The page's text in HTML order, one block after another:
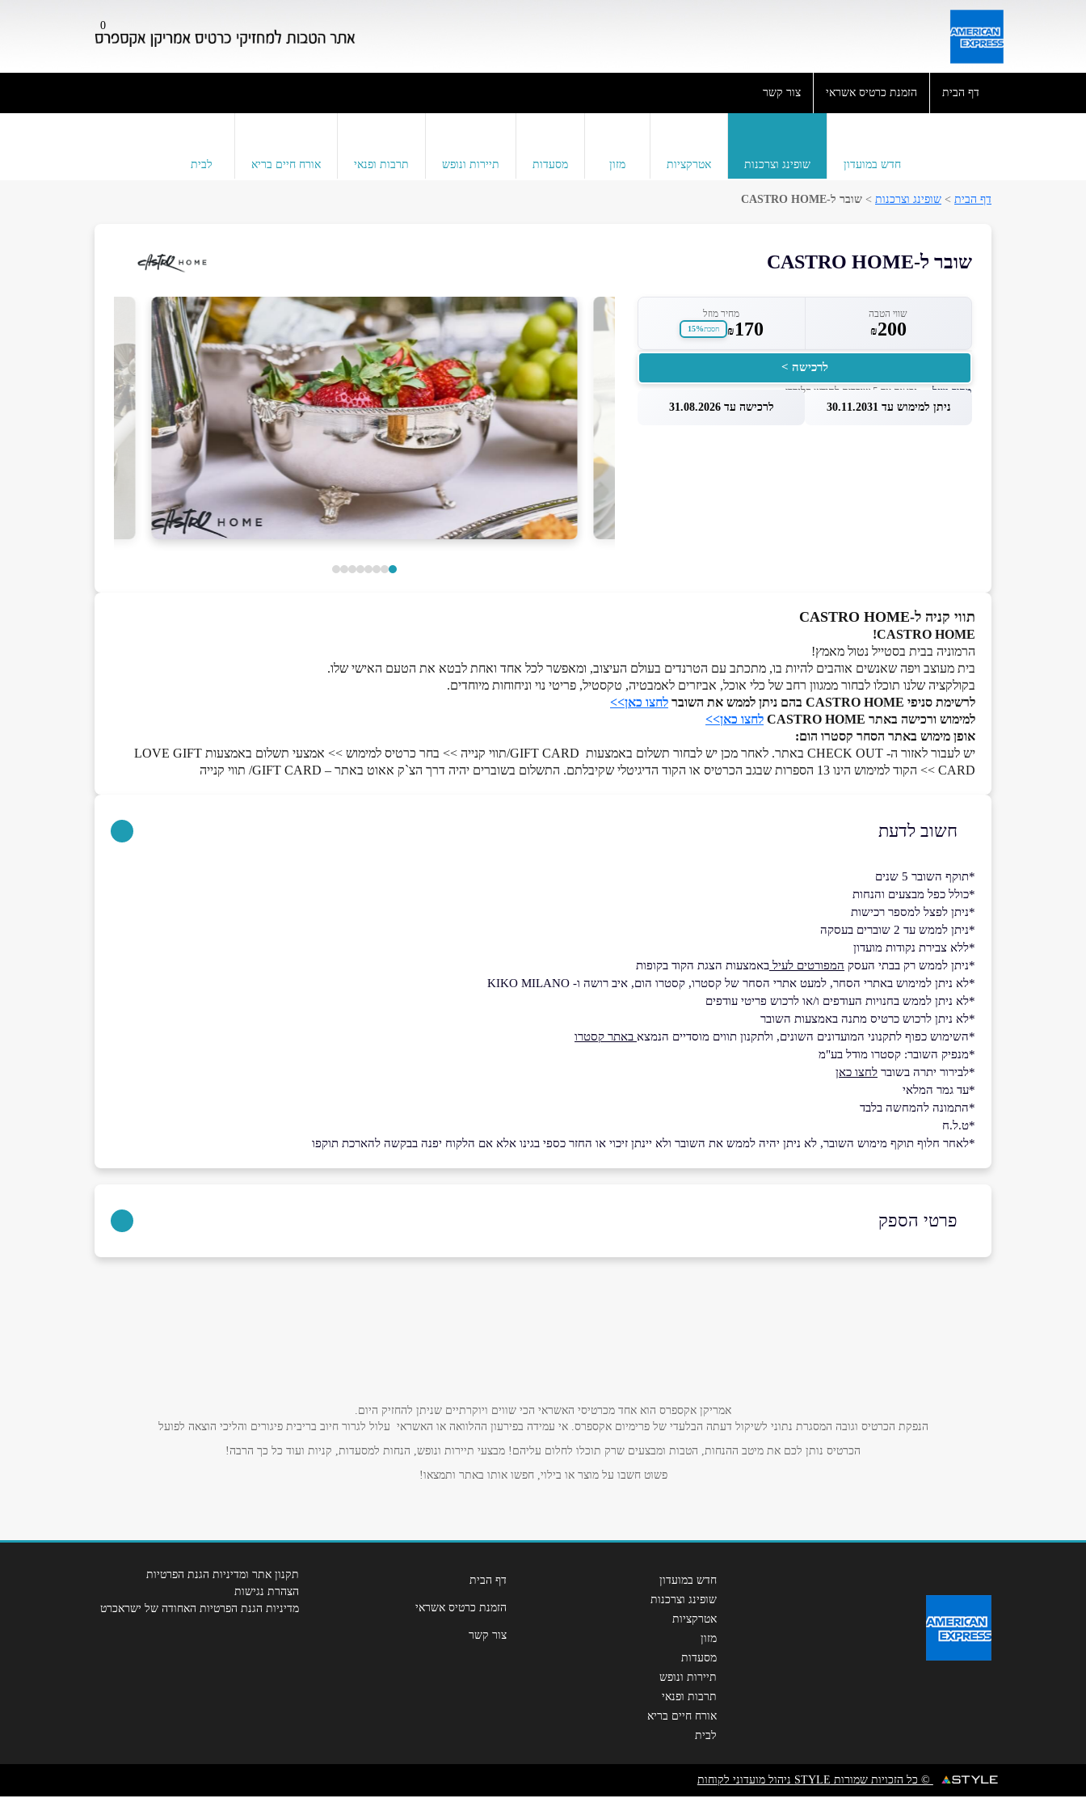
0
דף הבית הזמנת כרטיס אשראי צור קשר
חדש במועדון שופינג וצרכנות אטרקציות מזון מסעדות תיירות ונופש תרבות ופנאי אורח חיים בריא לבית
דף הבית > שופינג וצרכנות > שובר ל-CASTRO HOME
שובר ל-CASTRO HOME
שווי הטבה
₪200
מחיר מוזל
₪ 170 חסכת15%
לרכישה >
מחיר מוזל— זכאות עד 5 שוברים לחודש קלנדרי
ניתן למימוש עד 30.11.2031
לרכישה עד 31.08.2026
תווי קניה ל-CASTRO HOME
CASTRO HOME!
הרמוניה בבית בסטייל נטול מאמץ!
בית מעוצב ויפה שאנשים אוהבים להיות בו, מתכתב עם הטרנדים בעולם העיצוב, ומאפשר לכל אחד ואחת לבטא את הטעם האישי שלו.
בקולקציה שלנו תוכלו לבחור ממגוון רחב של כלי אוכל, אביזרים לאמבטיה, טקסטיל, פריטי נוי וניחוחות מיוחדים.
לרשימת סניפי CASTRO HOME בהם ניתן לממש את השובר
לחצו כאן>>
למימוש ורכישה באתר CASTRO HOME
לחצו כאן>>
אופן מימוש באתר הסחר קסטרו הום:
יש לעבור לאזור ה- CHECK OUT באתר. לאחר מכן יש לבחור תשלום באמצעות GIFT CARD/תווי קנייה >> בחר כרטיס למימוש >> אמצעי תשלום באמצעות LOVE GIFT
CARD >> הקוד למימוש הינו 13 הספרות שבגב הכרטיס או הקוד הדיגיטלי שקיבלתם. התשלום בשוברים יהיה דרך הצ`ק אאוט באתר – GIFT CARD/ תווי קנייה
חשוב לדעת
*תוקף השובר 5 שנים
*כולל כפל מבצעים והנחות
*ניתן לפצל למספר רכישות
*ניתן לממש עד 2 שוברים בעסקה
*ללא צבירת נקודות מועדון
*ניתן לממש רק בבתי העסק המפורטים לעיל באמצעות הצגת הקוד בקופות
*לא ניתן למימוש באתרי הסחר, למעט אתרי הסחר של קסטרו, קסטרו הום, איב רושה ו- KIKO MILANO
*לא ניתן לממש בחנויות העודפים ו/או לרכוש פריטי עודפים
*לא ניתן לרכוש כרטיס מתנה באמצעות השובר
*השימוש כפוף לתקנוני המועדונים השונים, ולתקנון תווים מוסדיים הנמצא באתר קסטרו
*מנפיק השובר: קסטרו מודל בע"מ
*לבירור יתרה בשובר לחצו כאן
*עד גמר המלאי
*התמונה להמחשה בלבד
*ט.ל.ח
*לאחר חלוף תוקף מימוש השובר, לא ניתן יהיה לממש את השובר ולא יינתן זיכוי או החזר כספי בגינו אלא אם הלקוח יפנה בבקשה להארכת תוקפו
פרטי הספק
אמריקן אקספרס הוא אחד מכרטיסי האשראי הכי שווים ויוקרתיים שניתן להחזיק היום.
הנפקת הכרטיס וגובה המסגרת נתוני לשיקול דעתה הבלעדי של פרימיום אקספרס. אי עמידה בפירעון ההלוואה או האשראי עלול לגרור חיוב בריבית פיגורים והליכי הוצאה לפועל
הכרטיס נותן לכם את מיטב ההנחות, הטבות ומבצעים שרק תוכלו לחלום עליהם! מבצעי תיירות ונופש, הנחות למסעדות, קניות ועוד כל כך הרבה!
פשוט חשבו על מוצר או בילוי, חפשו אותו באתר ותמצאו!
חדש במועדון
שופינג וצרכנות
אטרקציות
מזון
מסעדות
תיירות ונופש
תרבות ופנאי
אורח חיים בריא
לבית
דף הבית
הזמנת כרטיס אשראי
צור קשר
תקנון אתר ומדיניות הגנת הפרטיות
הצהרת נגישות
מדיניות הגנת הפרטיות האחודה של ישראכרט
© כל הזכויות שמורות STYLE ניהול מועדוני לקוחות